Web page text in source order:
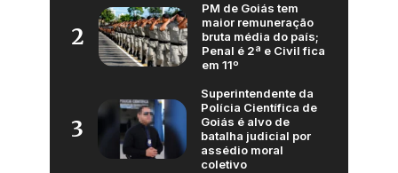
2
PM de Goiás tem
maior remuneração
bruta média do país;
Penal é 2ª e Civil fica
em 11º
3
Superintendente da
Polícia Científica de
Goiás é alvo de
batalha judicial por
assédio moral
coletivo